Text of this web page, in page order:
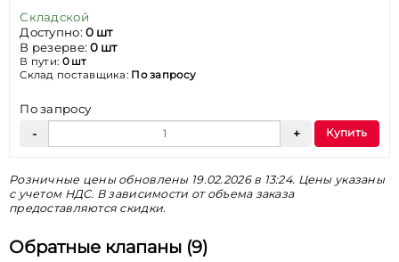
Складской
Доступно:0 шт
В резерве:0 шт
В пути: 0 шт
Склад поставщика: По запросу
По запросу
Купить
Розничные цены обновлены 19.02.2026 в 13:24. Цены указаны
с учетом НДС. В зависимости от объема заказа
предоставляются скидки.
Обратные клапаны (9)